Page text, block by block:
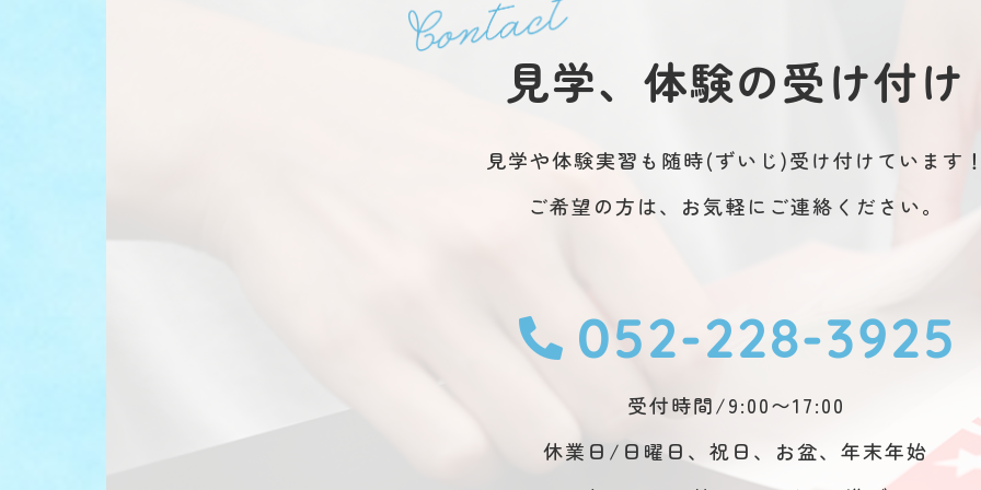
見学、体験の受け付け
見学や体験実習も随時(ずいじ)受け付けています
ご希望の方は、お気軽にご連絡ください。
052-228-3925
受付時間/9:00〜17:00
休業日/日曜日、祝日、お盆、年末年始